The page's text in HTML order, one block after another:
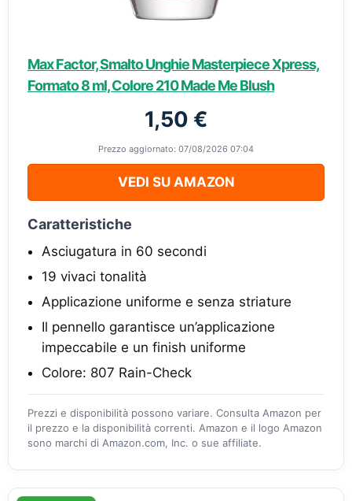
Max Factor, Smalto Unghie Masterpiece Xpress,
Formato 8 ml, Colore 210 Made Me Blush
1,50 €
Prezzo aggiornato: 07/08/2026 07:04
VEDI SU AMAZON
Caratteristiche
Asciugatura in 60 secondi
19 vivaci tonalità
Applicazione uniforme e senza striature
Il pennello garantisce un’applicazione
impeccabile e un finish uniforme
Colore: 807 Rain-Check
Prezzi e disponibilità possono variare. Consulta Amazon per
il prezzo e la disponibilità correnti. Amazon e il logo Amazon
sono marchi di Amazon.com, Inc. o sue affiliate.